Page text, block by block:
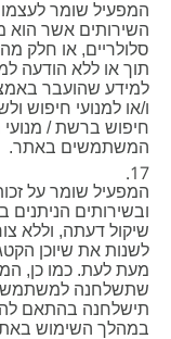
המפעיל שומר
השירותים אשר הוא
סלולריים, או חלק
תוך או ללא הודעה
למידע שהועבר
ו/או למנועי חיפוש
חיפוש ברשת / מנועי
המשתמשים באתר.
המפעיל שומר על
ובשירותים הניתנים
שיקול דעתה, וללא
לשנות את שיוכן
מעת לעת. כמו כן,
שתשלחנה למשתמש,
תישלחנה בהתאם
במהלך השימוש